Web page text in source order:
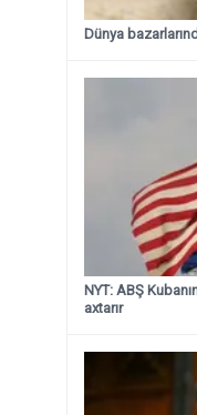
Dünya
NYT: ABŞ
axtarır